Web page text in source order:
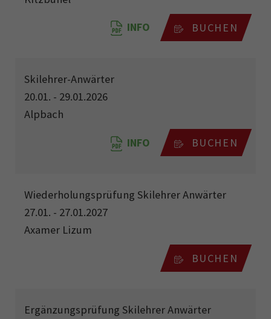
INFO BUCHEN
Skilehrer-Anwärter
20.01. - 29.01.2026
Alpbach
INFO BUCHEN
Wiederholungsprüfung Skilehrer Anwärter
27.01. - 27.01.2027
Axamer Lizum
BUCHEN
Ergänzungsprüfung Skilehrer Anwärter